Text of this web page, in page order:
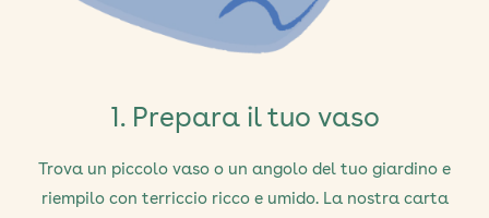
1. Prepara il tuo vaso
Trova un piccolo vaso o un angolo del tuo giardino e
riempilo con terriccio ricco e umido. La nostra carta